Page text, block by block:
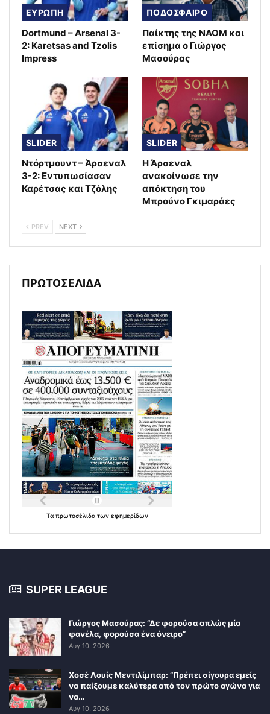
ΕΥΡΩΠΗ
Dortmund – Arsenal 3-
2: Karetsas and Tzolis
Impress
ΠΟΔΟΣΦΑΙΡΟ
Παίκτης της ΝΑΟΜ και
επίσημα ο Γιώργος
Μασούρας
SLIDER
Ντόρτμουντ – Άρσεναλ
3-2: Εντυπωσίασαν
Καρέτσας και Τζόλης
SLIDER
Η Άρσεναλ
ανακοίνωσε την
απόκτηση του
Μπρούνο Γκιμαράες
PREV NEXT
ΠΡΩΤΟΣΕΛΙΔΑ
Τα πρωτοσέλιδα των εφημερίδων
SUPER LEAGUE
Γιώργος Μασούρας: “Δε φορούσα απλώς μία
φανέλα, φορούσα ένα όνειρο”
Αυγ 10, 2026
Χοσέ Λουίς Μεντιλίμπαρ: “Πρέπει σίγουρα εμείς
να παίξουμε καλύτερα από τον πρώτο αγώνα για
να…
Αυγ 10, 2026